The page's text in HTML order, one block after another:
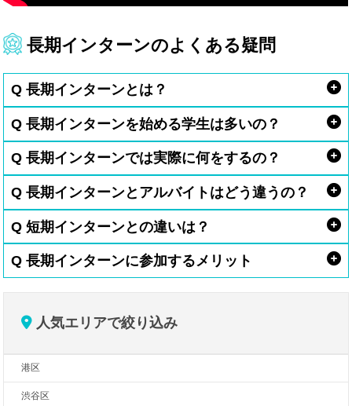
長期インターンのよくある疑問
Q 長期インターンとは？
Q 長期インターンを始める学生は多いの？
Q 長期インターンでは実際に何をするの？
Q 長期インターンとアルバイトはどう違うの？
Q 短期インターンとの違いは？
Q 長期インターンに参加するメリット
人気エリアで絞り込み
港区
渋谷区